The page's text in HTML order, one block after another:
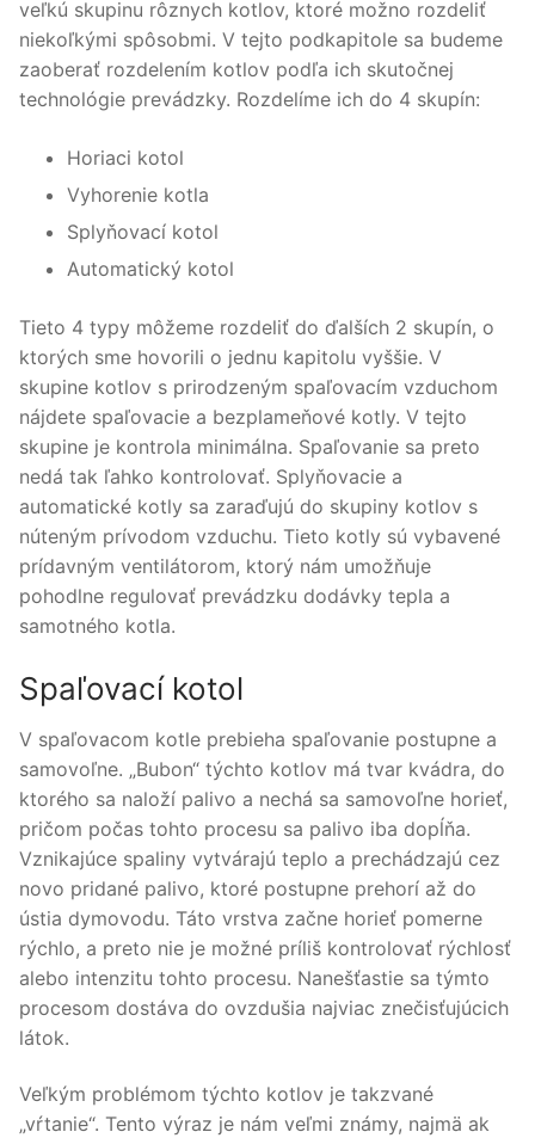
veľkú skupinu rôznych kotlov, ktoré možno rozdeliť
niekoľkými spôsobmi. V tejto podkapitole sa budeme
zaoberať rozdelením kotlov podľa ich skutočnej
technológie prevádzky. Rozdelíme ich do 4 skupín:
Horiaci kotol
Vyhorenie kotla
Splyňovací kotol
Automatický kotol
Tieto 4 typy môžeme rozdeliť do ďalších 2 skupín, o
ktorých sme hovorili o jednu kapitolu vyššie. V
skupine kotlov s prirodzeným spaľovacím vzduchom
nájdete spaľovacie a bezplameňové kotly. V tejto
skupine je kontrola minimálna. Spaľovanie sa preto
nedá tak ľahko kontrolovať. Splyňovacie a
automatické kotly sa zaraďujú do skupiny kotlov s
núteným prívodom vzduchu. Tieto kotly sú vybavené
prídavným ventilátorom, ktorý nám umožňuje
pohodlne regulovať prevádzku dodávky tepla a
samotného kotla.
Spaľovací kotol
V spaľovacom kotle prebieha spaľovanie postupne a
samovoľne. „Bubon“ týchto kotlov má tvar kvádra, do
ktorého sa naloží palivo a nechá sa samovoľne horieť,
pričom počas tohto procesu sa palivo iba dopĺňa.
Vznikajúce spaliny vytvárajú teplo a prechádzajú cez
novo pridané palivo, ktoré postupne prehorí až do
ústia dymovodu. Táto vrstva začne horieť pomerne
rýchlo, a preto nie je možné príliš kontrolovať rýchlosť
alebo intenzitu tohto procesu. Nanešťastie sa týmto
procesom dostáva do ovzdušia najviac znečisťujúcich
látok.
Veľkým problémom týchto kotlov je takzvané
„vŕtanie“. Tento výraz je nám veľmi známy, najmä ak